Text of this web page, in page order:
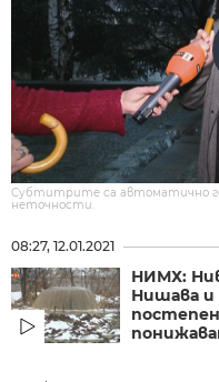
Субтитрите са автоматично
неточности.
08:27, 12.01.2021
НИМХ:
Нишава и